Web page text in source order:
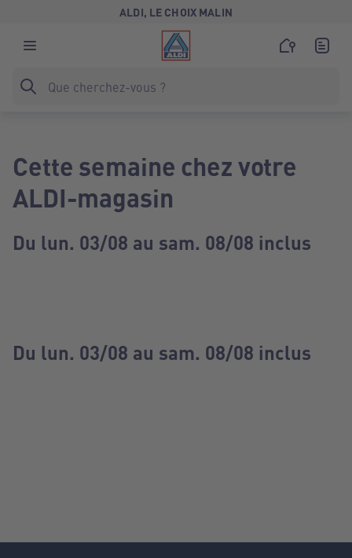
ALDI, LE CHOIX MALIN
Cette semaine chez votre
ALDI-magasin
Du lun. 03/08 au sam. 08/08 inclus
Du lun. 03/08 au sam. 08/08 inclus